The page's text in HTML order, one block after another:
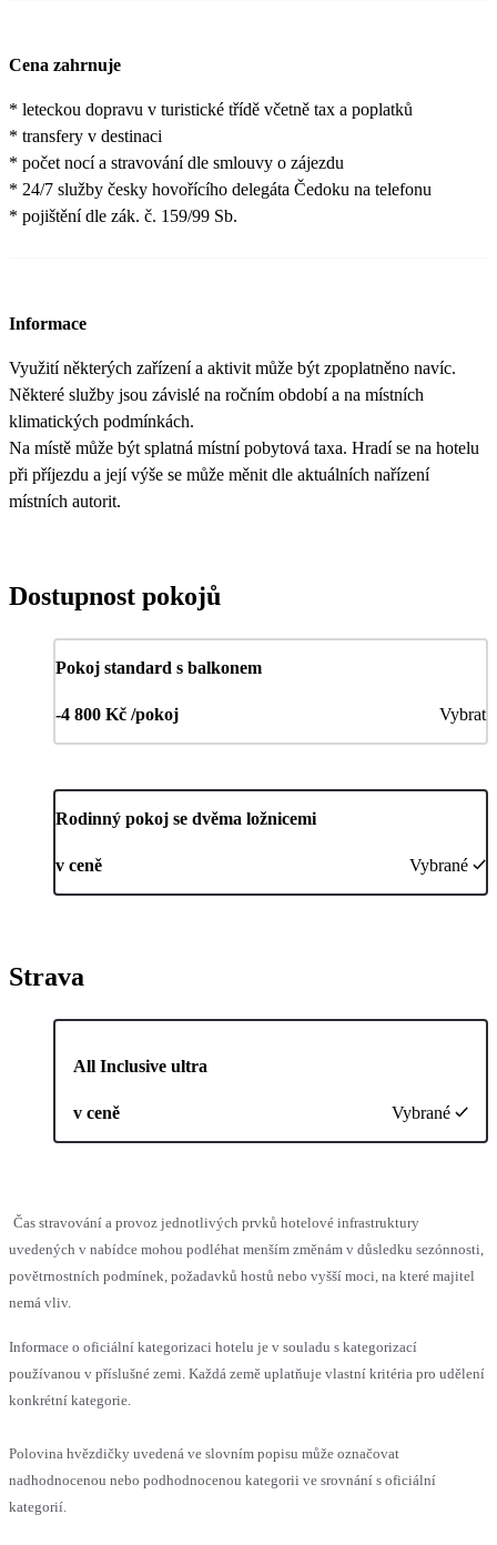
Cena zahrnuje
* leteckou dopravu v turistické třídě včetně tax a poplatků
* transfery v destinaci
* počet nocí a stravování dle smlouvy o zájezdu
* 24/7 služby česky hovořícího delegáta Čedoku na telefonu
* pojištění dle zák. č. 159/99 Sb.
Informace
Využití některých zařízení a aktivit může být zpoplatněno navíc.
Některé služby jsou závislé na ročním období a na místních
klimatických podmínkách.
Na místě může být splatná místní pobytová taxa. Hradí se na hotelu
při příjezdu a její výše se může měnit dle aktuálních nařízení
místních autorit.
Dostupnost pokojů
Pokoj standard s balkonem
-4 800 Kč /pokoj Vybrat
Rodinný pokoj se dvěma ložnicemi
v ceně Vybrané
Strava
All Inclusive ultra
v ceně Vybrané
Čas stravování a provoz jednotlivých prvků hotelové infrastruktury
uvedených v nabídce mohou podléhat menším změnám v důsledku sezónnosti,
povětrnostních podmínek, požadavků hostů nebo vyšší moci, na které majitel
nemá vliv.
Informace o oficiální kategorizaci hotelu je v souladu s kategorizací
používanou v příslušné zemi. Každá země uplatňuje vlastní kritéria pro udělení
konkrétní kategorie.
Polovina hvězdičky uvedená ve slovním popisu může označovat
nadhodnocenou nebo podhodnocenou kategorii ve srovnání s oficiální
kategorií.